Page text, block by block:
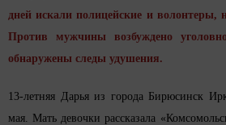
дней искали полицейские и волонтеры,
Против мужчины возбуждено
обнаружены следы удушения.
13-летняя Дарья из города Бирюсинск
мая. Мать девочки рассказала